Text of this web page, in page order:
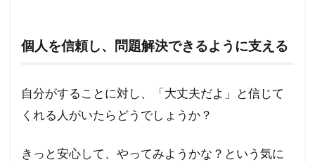
個人を信頼し、問題解決できるように支える
自分がすることに対し、「大丈夫だよ」と信じて
くれる人がいたらどうでしょうか？
きっと安心して、やってみようかな？という気に